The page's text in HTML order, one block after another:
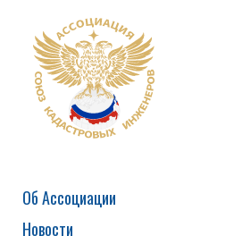
Об Ассоциации
Новости